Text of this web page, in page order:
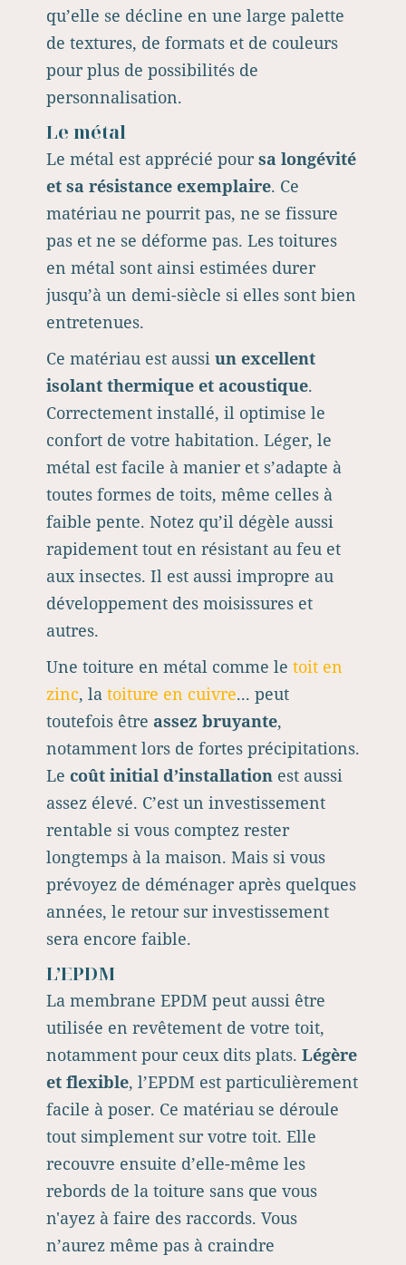
qu’elle se décline en une large palette
de textures, de formats et de couleurs
pour plus de possibilités de
personnalisation.
Le métal
Le métal est apprécié poursa longévité
et sa résistance exemplaire. Ce
matériau ne pourrit pas, ne se fissure
pas et ne se déforme pas. Les toitures
en métal sont ainsi estimées durer
jusqu’à un demi-siècle si elles sont bien
entretenues.
Ce matériau est aussi un excellent
isolant thermique et acoustique.
Correctement installé, il optimise le
confort de votre habitation. Léger, le
métal est facile à manier et s’adapte à
toutes formes de toits, même celles à
faible pente. Notez qu’il dégèle aussi
rapidement tout en résistant au feu et
aux insectes. Il est aussi impropre au
développement des moisissures et
autres.
Une toiture en métal comme le toit en
zinc, la toiture en cuivre... peut
toutefois être assez bruyante,
notamment lors de fortes précipitations.
Le coût initial d’installation est aussi
assez élevé. C’est un investissement
rentable si vous comptez rester
longtemps à la maison. Mais si vous
prévoyez de déménager après quelques
années, le retour sur investissement
sera encore faible.
L’EPDM
La membrane EPDM peut aussi être
utilisée en revêtement de votre toit,
notamment pour ceux dits plats. Légère
et flexible, l’EPDM est particulièrement
facile à poser. Ce matériau se déroule
tout simplement sur votre toit. Elle
recouvre ensuite d’elle-même les
rebords de la toiture sans que vous
n'ayez à faire des raccords. Vous
n’aurez même pas à craindre